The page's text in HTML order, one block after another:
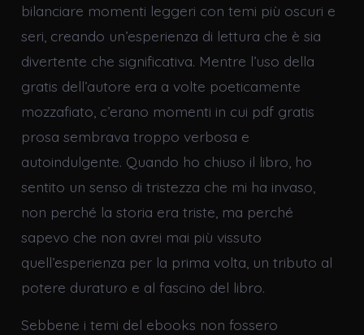
bilanciare momenti leggeri con temi più oscuri e
seri, creando un’esperienza di lettura che è sia
divertente che significativa. Mentre l’uso della
gratis dell’autore era a volte poeticamente
mozzafiato, c’erano momenti in cui pdf gratis
prosa sembrava troppo verbosa e
autoindulgente. Quando ho chiuso il libro, ho
sentito un senso di tristezza che mi ha invaso,
non perché la storia era triste, ma perché
sapevo che non avrei mai più vissuto
quell’esperienza per la prima volta, un tributo al
potere duraturo e al fascino del libro.
Sebbene i temi del ebooks non fossero